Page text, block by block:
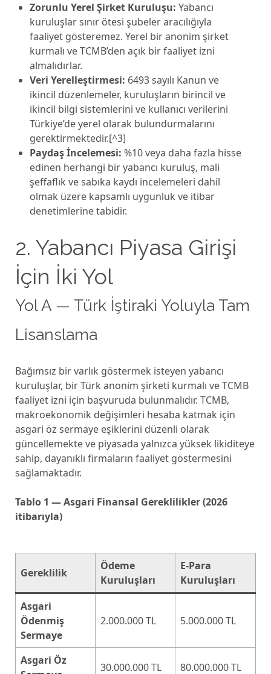
Zorunlu Yerel Şirket Kuruluşu: Yabancı
kuruluşlar sınır ötesi şubeler aracılığıyla
faaliyet gösteremez. Yerel bir anonim şirket
kurmalı ve TCMB’den açık bir faaliyet izni
almalıdırlar.
Veri Yerelleştirmesi: 6493 sayılı Kanun ve
ikincil düzenlemeler, kuruluşların birincil ve
ikincil bilgi sistemlerini ve kullanıcı verilerini
Türkiye’de yerel olarak bulundurmalarını
gerektirmektedir.[^3]
Paydaş İncelemesi: %10 veya daha fazla hisse
edinen herhangi bir yabancı kuruluş, mali
şeffaflık ve sabıka kaydı incelemeleri dahil
olmak üzere kapsamlı uygunluk ve itibar
denetimlerine tabidir.
2. Yabancı Piyasa Girişi
İçin İki Yol
Yol A — Türk İştiraki Yoluyla Tam
Lisanslama
Bağımsız bir varlık göstermek isteyen yabancı
kuruluşlar, bir Türk anonim şirketi kurmalı ve TCMB
faaliyet izni için başvuruda bulunmalıdır. TCMB,
makroekonomik değişimleri hesaba katmak için
asgari öz sermaye eşiklerini düzenli olarak
güncellemekte ve piyasada yalnızca yüksek likiditeye
sahip, dayanıklı firmaların faaliyet göstermesini
sağlamaktadır.
Tablo 1 — Asgari Finansal Gereklilikler (2026
itibarıyla)
Gereklilik
Ödeme
Kuruluşları
E-Para
Kuruluşları
Asgari
Ödenmiş
Sermaye
2.000.000 TL 5.000.000 TL
Asgari Öz
30.000.000 TL 80.000.000 TL